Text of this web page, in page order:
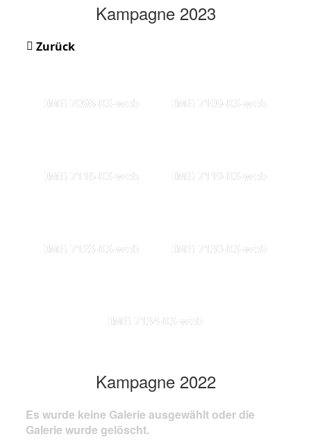
Kampagne 2023
Zurück
IMG 7098-KS-web IMG 7109-KS-web
IMG 7116-KS-web IMG 7119-KS-web
IMG 7123-KS-web IMG 7130-KS-web
IMG 7134-KS-web
Kampagne 2022
Es wurde keine Galerie ausgewählt oder die
Galerie wurde gelöscht.